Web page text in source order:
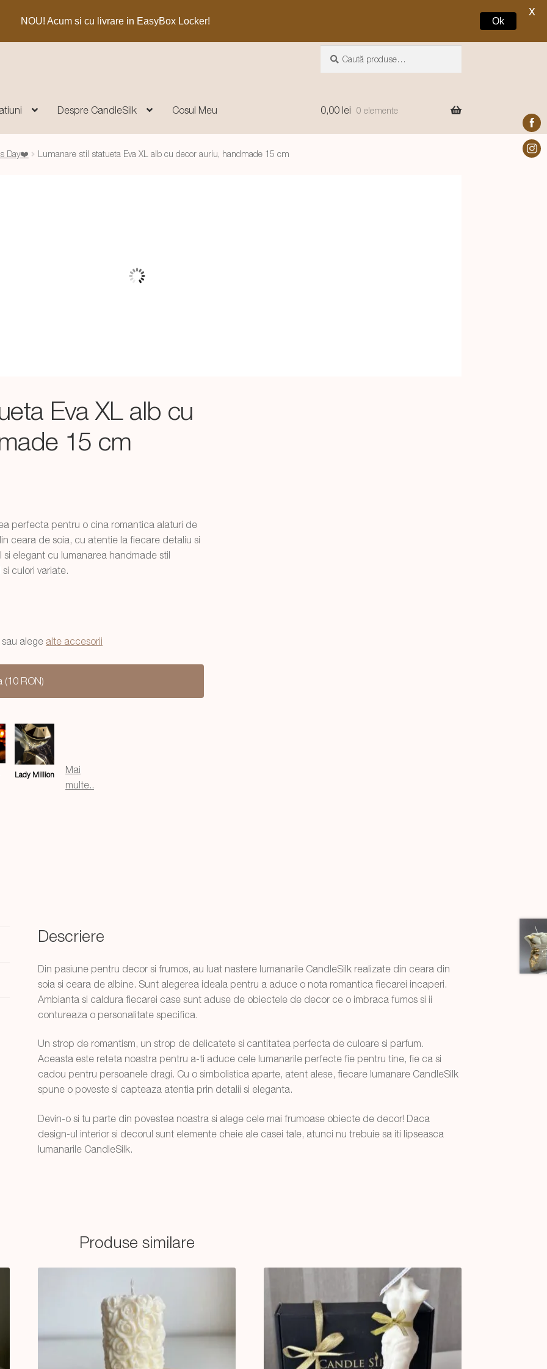
Caută
după:
Despre CandleSilk Cosul Meu 0,00 lei 0 elemente
Day❤️ Lumanare stil statueta Eva XL alb cu decor auriu, handmade 15 cm
Eva XL alb cu
15 cm
perfecta pentru o cina romantica alaturi de
ceara de soia, cu atentie la fiecare detaliu si
elegant cu lumanarea handmade stil
culori variate.
sau alege alte accesorii
RON)
Lady Million
Mai
multe..
Descriere
Din pasiune pentru decor si frumos, au luat nastere lumanarile CandleSilk realizate din ceara din
soia si ceara de albine. Sunt alegerea ideala pentru a aduce o nota romantica fiecarei incaperi.
Ambianta si caldura fiecarei case sunt aduse de obiectele de decor ce o imbraca fumos si ii
contureaza o personalitate specifica.
Un strop de romantism, un strop de delicatete si cantitatea perfecta de culoare si parfum.
Aceasta este reteta noastra pentru a-ti aduce cele lumanarile perfecte fie pentru tine, fie ca si
cadou pentru persoanele dragi. Cu o simbolistica aparte, atent alese, fiecare lumanare CandleSilk
spune o poveste si capteaza atentia prin detalii si eleganta.
Devin-o si tu parte din povestea noastra si alege cele mai frumoase obiecte de decor! Daca
design-ul interior si decorul sunt elemente cheie ale casei tale, atunci nu trebuie sa iti lipseasca
lumanarile CandleSilk.
Produse similare
NOU! Acum si cu livrare in EasyBox Locker! Ok
X